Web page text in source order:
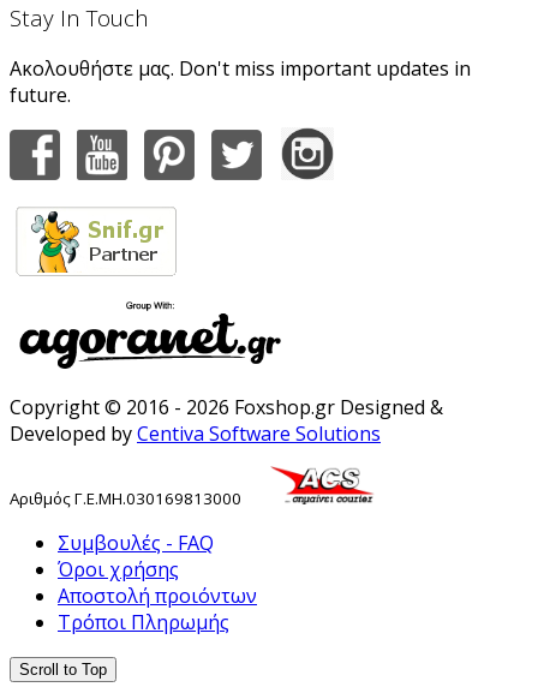
Stay In Touch
Ακολουθήστε μας. Don't miss important updates in
future.
Copyright © 2016 - 2026 Foxshop.gr Designed &
Developed byCentiva Software Solutions
ΑριθμόςΓ.Ε.ΜΗ.030169813000
Συμβουλές - FAQ
Όροι χρήσης
Αποστολή προιόντων
Τρόποι Πληρωμής
Scroll to Top